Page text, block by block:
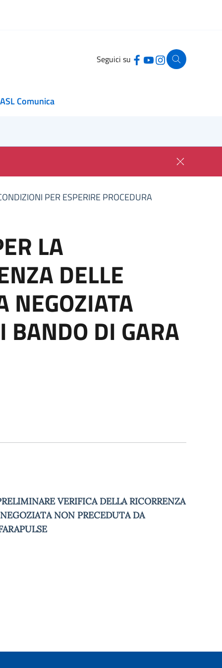
Seguici su
ASL Comunica
PER ESPERIRE PROCEDURA
LA
DELLE
NEGOZIATA
BANDO DI GARA
VERIFICA DELLA RICORRENZA
NON PRECEDUTA DA